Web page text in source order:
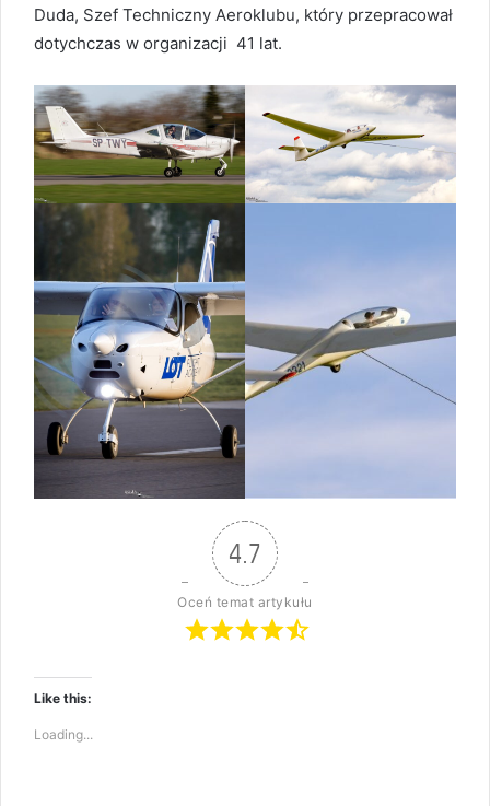
Duda, Szef Techniczny Aeroklubu, który przepracował
dotychczas w organizacji 41 lat.
4.7
Oceń temat artykułu
Like this:
Loading...